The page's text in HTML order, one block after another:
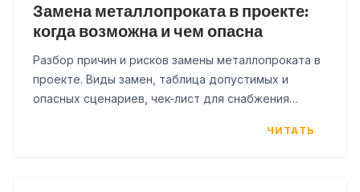
Замена металлопроката в проекте:
когда возможна и чем опасна
Разбор причин и рисков замены металлопроката в
проекте. Виды замен, таблица допустимых и
опасных сценариев, чек-лист для снабжения
ЧИТАТЬ